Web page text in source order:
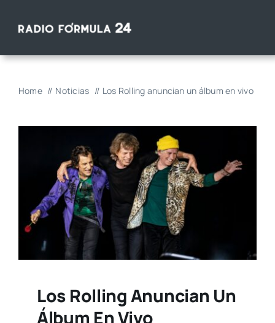
Home Noticias Los Rolling anuncian un álbum en vivo
Los Rolling Anuncian Un
Álbum En Vivo